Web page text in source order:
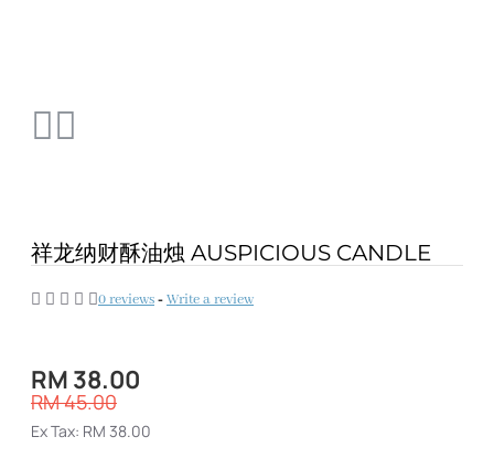
祥龙纳财酥油烛 AUSPICIOUS CANDLE
0 reviews-Write a review
RM 38.00
RM 45.00
Ex Tax: RM 38.00